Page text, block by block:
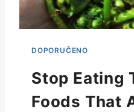
Stop Eating
Foods That